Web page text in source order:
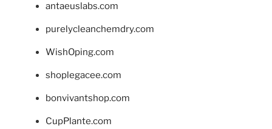
antaeuslabs.com
purelycleanchemdry.com
WishOping.com
shoplegacee.com
bonvivantshop.com
CupPlante.com